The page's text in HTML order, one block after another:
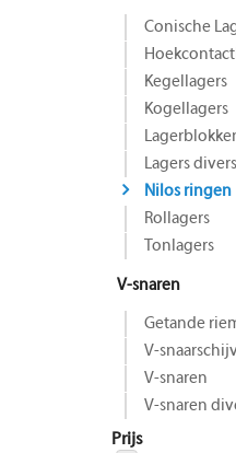
Conische
Kegellagers
Kogellagers
Lagers divers
Nilos ringen
Rollagers
Tonlagers
V-snaren
Getande
V-
V-snaren
V-snaren
Prijs